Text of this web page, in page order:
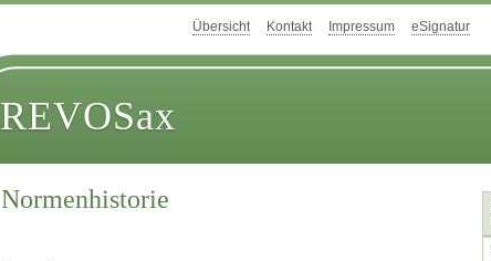
Übersicht Kontakt Impressum eSignatur
REVOSax
Normenhistorie